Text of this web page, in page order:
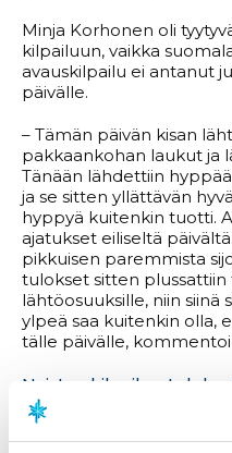
Minja Korhonen oli
kilpailuun, vaikka
avauskilpailu ei antanut
päivälle.
– Tämän päivän kisan
pakkaankohan laukut ja
Tänään lähdettiin
ja se sitten yllättävän
hyppyä kuitenkin tuotti.
ajatukset eiliseltä
pikkuisen paremmista
tulokset sitten plussattiin
lähtöosuuksille, niin siinä
ylpeä saa kuitenkin olla,
tälle päivälle,
Naisten kilpailun tulok
Miesten kilpailussa
hyvistä asetelmista, kun